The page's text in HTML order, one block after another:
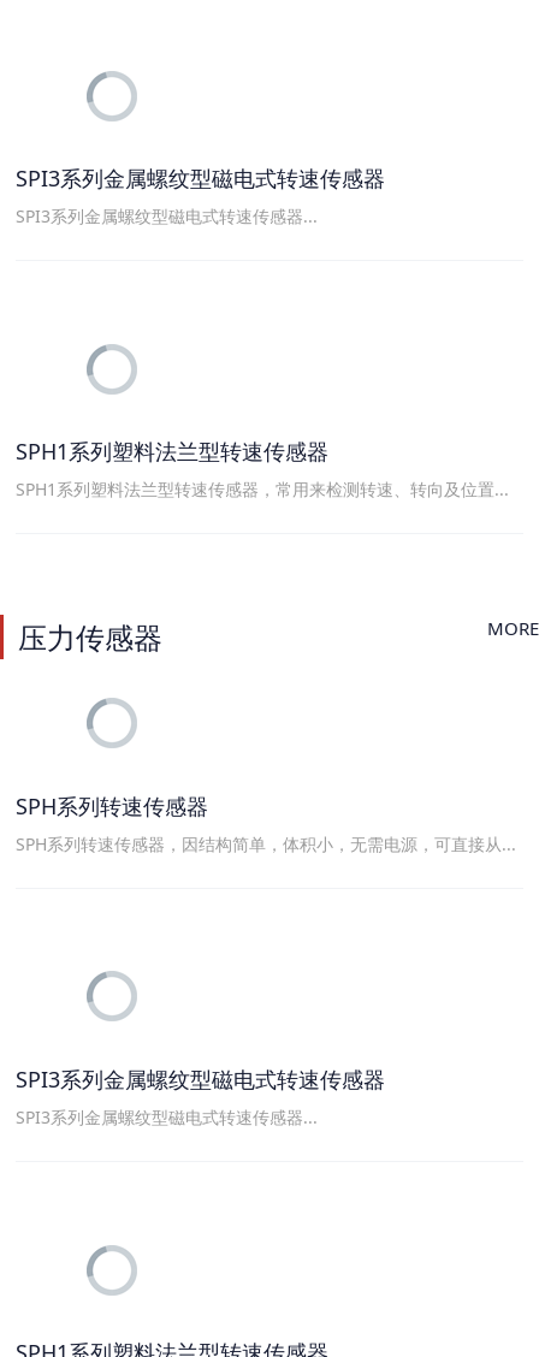
SPI3系列金属螺纹型磁电式转速传感器
SPI3系列金属螺纹型磁电式转速传感器...
SPH1系列塑料法兰型转速传感器
SPH1系列塑料法兰型转速传感器，常用来检测转速、转向及位置...
压力传感器 MORE
SPH系列转速传感器
SPH系列转速传感器，因结构简单，体积小，无需电源，可直接从...
SPI3系列金属螺纹型磁电式转速传感器
SPI3系列金属螺纹型磁电式转速传感器...